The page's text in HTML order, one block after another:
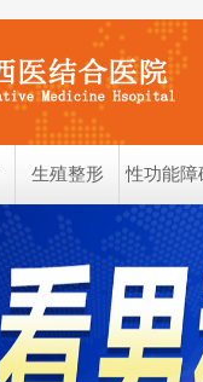
生殖整形 性功能障